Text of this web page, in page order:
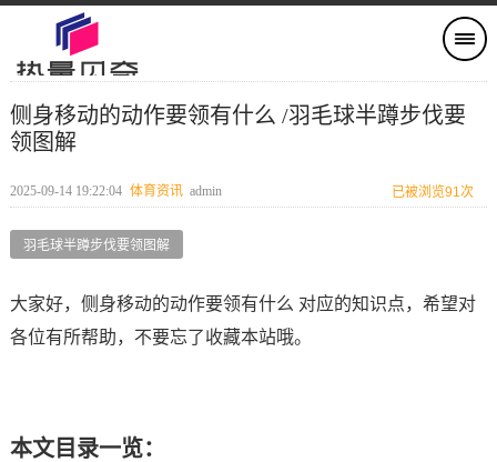
侧身移动的动作要领有什么 /羽毛球半蹲步伐要
领图解
2025-09-14 19:22:04 体育资讯 admin 已被浏览91次
羽毛球半蹲步伐要领图解
大家好，侧身移动的动作要领有什么 对应的知识点，希望对
各位有所帮助，不要忘了收藏本站哦。
本文目录一览：